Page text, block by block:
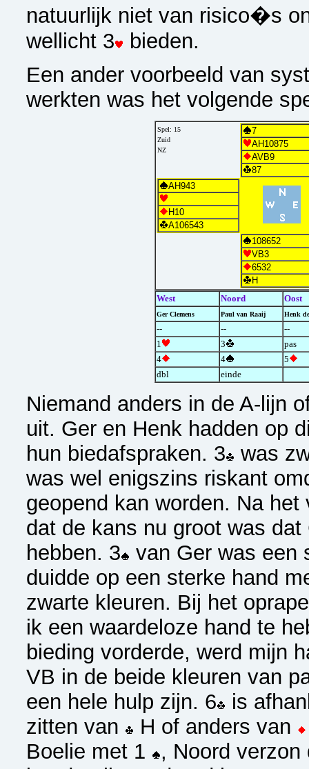
natuurlijk niet van risico�s
wellicht 3
bieden.
Een ander voorbeeld van
werkten was het volgende
Spel: 15
Zuid
NZ
7
AH10875
AVB9
87
AH943
H10
A106543
108652
VB3
6532
H
West
Noord Oost
Ger Clemens Paul van Raaij Henk
-- --
--
1
3
pas
4
4
5
dbl
einde
Niemand anders in de A-lijn
uit. Ger en Henk hadden op
hun biedafspraken. 3
was
was wel enigszins riskant
geopend kan worden. Na het
dat de kans nu groot was
hebben. 3
van Ger was een
duidde op een sterke hand
zwarte kleuren. Bij het
ik een waardeloze hand te
bieding vorderde, werd mijn
VB in de beide kleuren van
een hele hulp zijn. 6
is
zitten van
H of anders van
Boelie met 1
, Noord